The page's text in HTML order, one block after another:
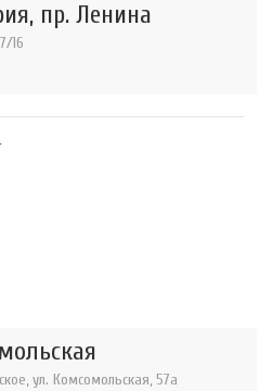
пр. Ленина
16
ул. Комсомольская, 57а